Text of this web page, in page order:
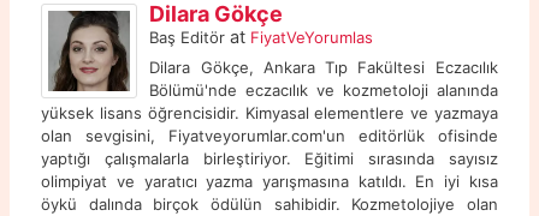
Dilara Gökçe
Baş Editör at FiyatVeYorumlas
Dilara Gökçe, Ankara Tıp Fakültesi Eczacılık
Bölümü'nde eczacılık ve kozmetoloji alanında
yüksek lisans öğrencisidir. Kimyasal elementlere ve yazmaya
olan sevgisini, Fiyatveyorumlar.com'un editörlük ofisinde
yaptığı çalışmalarla birleştiriyor. Eğitimi sırasında sayısız
olimpiyat ve yaratıcı yazma yarışmasına katıldı. En iyi kısa
öykü dalında birçok ödülün sahibidir. Kozmetolojiye olan